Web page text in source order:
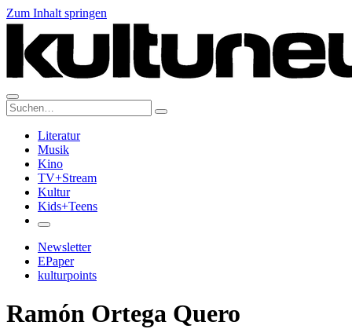
Zum Inhalt springen
Suche:
Literatur
Musik
Kino
TV+Stream
Kultur
Kids+Teens
Newsletter
EPaper
kulturpoints
Ramón Ortega Quero